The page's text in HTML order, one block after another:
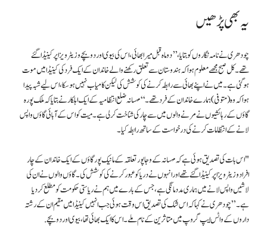
یہ بھی پڑھیں
چودھری نے نامہ نگاروں کو بتایا، ’’دو ماہ قبل میرا بھائی، اس کی بیوی اور دو بچے وزیٹر ویزا پر کینیڈا گئے
تھے۔ کل صبح مجھے معلوم ہوا کہ ہندوستان سے تعلق رکھنے والے خاندان کے ایک فرد کی کینیڈا میں موت
ہو گئی ہے۔ میں نے اپنے بھائی سے رابطہ کرنے کی کوشش کی لیکن کامیاب نہیں ہوسکا، اس لیے شبہ پیدا
ہوا کہ وہ (متوفی) ہمارے خاندان کے فرد تھے۔‘‘ مہسانہ ضلع انتظامیہ کے ایک اہلکار نے بتایا کہ ملک پورہ
گاؤں کے رہائشیوں نے مرنے والوں میں سے چار کی شناخت کرلی ہے۔ میت کو اس کے آبائی گاؤں واپس
لانے کے انتظامات کرنے کی درخواست کے ساتھ رابطہ کیا۔
"اس بات کی تصدیق ہوئی ہے کہ مہسانہ کے وجاپور تعلقہ کے مانیک پور گاؤں کے ایک خاندان کے چار
افراد وزیٹر ویزا پر کینیڈا گئے تھے اور انہوں نے دریا کو عبور کرنے کی کوشش کی۔ گاؤں والوں نے ان کی
لاشیں واپس لانے میں ہماری مدد مانگی ہے، جس کے بارے میں ہم نے ریاستی حکومت کو مطلع کر دیا
ہے۔” چودھری نے کہا کہ اس شک کی تصدیق اس وقت ہوئی جب انہیں کینیڈا میں مقیم ان کے رشتہ
داروں کے واٹس ایپ گروپ میں متاثرین کے نام ملے۔ اس کا ایک بھائی تھا، بیوی اور دو بچے.